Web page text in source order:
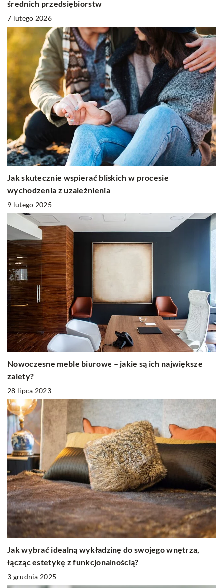
średnich przedsiębiorstw
7 lutego 2026
Jak skutecznie wspierać bliskich w procesie
wychodzenia z uzależnienia
9 lutego 2025
Nowoczesne meble biurowe – jakie są ich największe
zalety?
28 lipca 2023
Jak wybrać idealną wykładzinę do swojego wnętrza,
łącząc estetykę z funkcjonalnością?
3 grudnia 2025